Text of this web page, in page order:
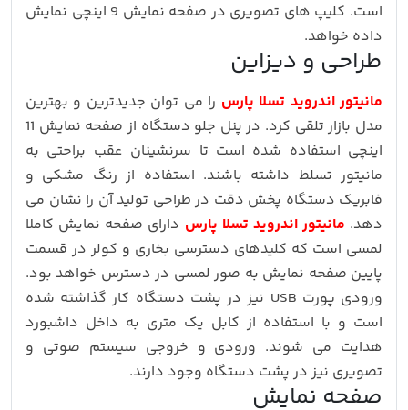
است. کلیپ های تصویری در صفحه نمایش 9 اینچی نمایش
داده خواهد.
طراحی و دیزاین
مانیتور اندروید تسلا پارس را می توان جدیدترین و بهترین
مدل بازار تلقی کرد. در پنل جلو دستگاه از صفحه نمایش 11
اینچی استفاده شده است تا سرنشینان عقب براحتی به
مانیتور تسلط داشته باشند. استفاده از رنگ مشکی و
فابریک دستگاه پخش دقت در طراحی تولید آن را نشان می
دهد. مانیتور اندروید تسلا پارس دارای صفحه نمایش کاملا
لمسی است که کلیدهای دسترسی بخاری و کولر در قسمت
پایین صفحه نمایش به صور لمسی در دسترس خواهد بود.
ورودی پورت USB نیز در پشت دستگاه کار گذاشته شده
است و با استفاده از کابل یک متری به داخل داشبورد
هدایت می شوند. ورودی و خروجی سیستم صوتی و
تصویری نیز در پشت دستگاه وجود دارند.
صفحه نمایش